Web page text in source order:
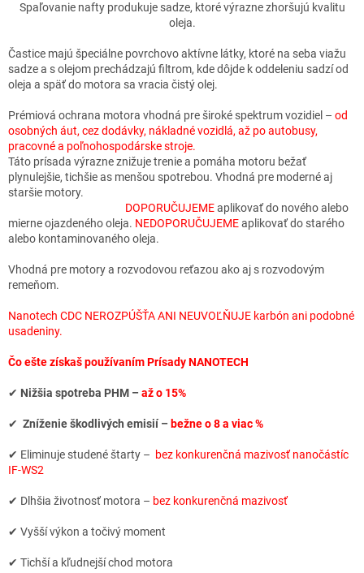
Spaľovanie nafty produkuje sadze, ktoré výrazne zhoršujú kvalitu
oleja.
Častice majú špeciálne povrchovo aktívne látky, ktoré na seba viažu
sadze a s olejom prechádzajú filtrom, kde dôjde k oddeleniu sadzí od
oleja a späť do motora sa vracia čistý olej.
Prémiová ochrana motora vhodná pre široké spektrum vozidiel – od
osobných áut, cez dodávky, nákladné vozidlá, až po autobusy,
pracovné a poľnohospodárske stroje.
Táto prísada výrazne znižuje trenie a pomáha motoru bežať
plynulejšie, tichšie as menšou spotrebou. Vhodná pre moderné aj
staršie motory.
DOPORUČUJEMEaplikovať do nového alebo
mierne ojazdeného oleja. NEDOPORUČUJEMEaplikovať do starého
alebo kontaminovaného oleja.
Vhodná pre motory a rozvodovou reťazou ako aj s rozvodovým
remeňom.
Nanotech CDC NEROZPÚŠŤA ANI NEUVOĽŇUJE karbón ani podobné
usadeniny.
Čo ešte získaš používaním Prísady NANOTECH
✔ Nižšia spotreba PHM – až o 15%
✔ Zníženie škodlivých emisií – bežne o 8 a viac %
✔ Eliminuje studené štarty – bez konkurenčná mazivosť nanočástíc
IF-WS2
✔ Dlhšia životnosť motora – bez konkurenčná mazivosť
✔ Vyšší výkon a točivý moment
✔ Tichší a kľudnejší chod motora